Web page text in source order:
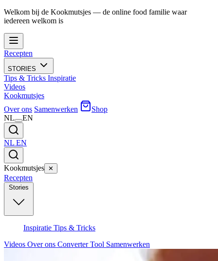
Welkom bij de Kookmutsjes — de online food familie waar
iedereen welkom is
Recepten
STORIES
Tips & Tricks Inspiratie
Videos
Kookmutsjes
Over ons Samenwerken
Shop
NL
EN
NL EN
Kookmutsjes ✕
Recepten
Inspiratie Tips & Tricks
Videos Over ons Converter Tool Samenwerken